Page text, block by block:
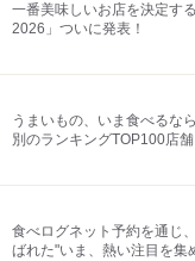
一番美味しいお店を決定す
2026」ついに発表！
うまいもの、いま食べるな
別のランキングTOP100店舗
食べログネット予約を通じ
ばれた"いま、熱い注目を集